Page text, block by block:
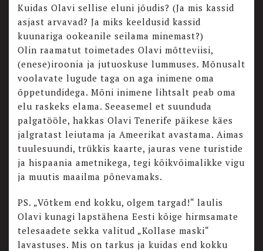
Kuidas Olavi sellise eluni jõudis? (Ja mis kassid
asjast arvavad? Ja miks keeldusid kassid
kuunariga ookeanile seilama minemast?)
Olin raamatut toimetades Olavi mõtteviisi,
(enese)iroonia ja jutuoskuse lummuses. Mõnusalt
voolavate lugude taga on aga inimene oma
õppetundidega. Mõni inimene lihtsalt peab oma
elu raskeks elama. Seeasemel et suunduda
palgatööle, hakkas Olavi Tenerife päikese käes
jalgratast leiutama ja Ameerikat avastama. Aimas
tuulesuundi, trükkis kaarte, jauras vene turistide
ja hispaania ametnikega, tegi kõikvõimalikke vigu
ja muutis maailma põnevamaks.
PS. „Võtkem end kokku, olgem targad!“ laulis
Olavi kunagi lapstähena Eesti kõige hirmsamate
telesaadete sekka valitud „Kollase maski“
lavastuses. Mis on tarkus ja kuidas end kokku